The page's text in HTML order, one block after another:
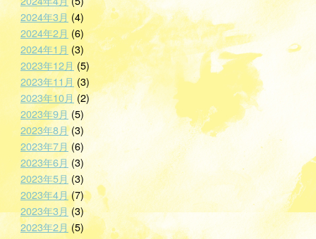
2024年3月 (4)
2024年2月 (6)
2024年1月 (3)
2023年12月 (5)
2023年11月 (3)
2023年10月 (2)
2023年9月 (5)
2023年8月(3)
2023年7月 (6)
2023年6月 (3)
2023年5月 (3)
2023年4月(7)
2023年3月(3)
2023年2月(5)